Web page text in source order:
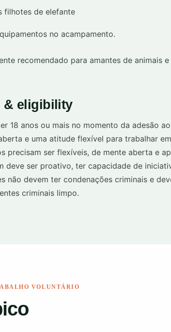
filhotes de elefante
no acampamento.
recomendado para amantes de animais
& eligibility
18 anos ou mais no momento da adesão
e uma atitude flexível para trabalhar
precisam ser flexíveis, de mente aberta e
deve ser proativo, ter capacidade de
não devem ter condenações criminais e
criminais limpo.
VOLUNTÁRIO